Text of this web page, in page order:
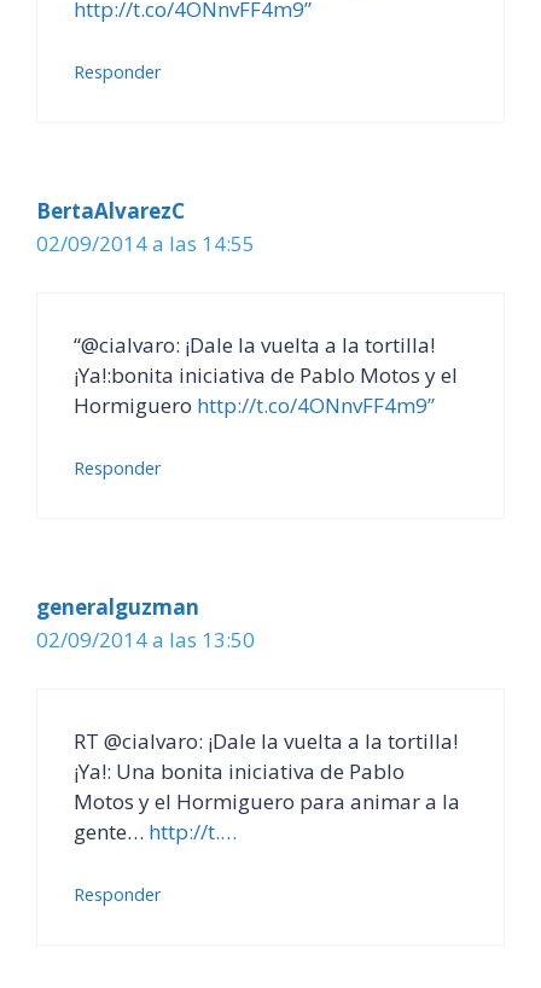
http://t.co/4ONnvFF4m9”
Responder
BertaAlvarezC
02/09/2014 a las 14:55
“@cialvaro: ¡Dale la vuelta a la tortilla!
¡Ya!:bonita iniciativa de Pablo Motos y el
Hormiguero http://t.co/4ONnvFF4m9”
Responder
generalguzman
02/09/2014 a las 13:50
RT @cialvaro: ¡Dale la vuelta a la tortilla!
¡Ya!: Una bonita iniciativa de Pablo
Motos y el Hormiguero para animar a la
gente… http://t.…
Responder